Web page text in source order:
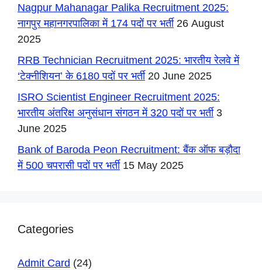
Nagpur Mahanagar Palika Recruitment 2025:
नागपुर महानगरपालिका में 174 पदों पर भर्ती 26 August
2025
RRB Technician Recruitment 2025: भारतीय रेलवे में
‘टेक्नीशियन’ के 6180 पदों पर भर्ती 20 June 2025
ISRO Scientist Engineer Recruitment 2025:
भारतीय अंतरिक्ष अनुसंधान संगठन में 320 पदों पर भर्ती 3
June 2025
Bank of Baroda Peon Recruitment: बैंक ऑफ बड़ौदा
में 500 चपरासी पदों पर भर्ती 15 May 2025
Categories
Admit Card (24)